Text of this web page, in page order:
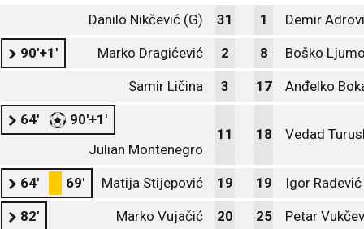
Danilo Nikčević (G)
31 1 Demir
90'+1' Marko Dragićević 2 8 Boško
Samir Ličina 3 17 Anđelko
64'
90'+1'
Julian Montenegro
11 18 Vedad
64' 69' Matija Stijepović 19 19 Igor Radević
82' Marko Vujačić 20 25 Petar